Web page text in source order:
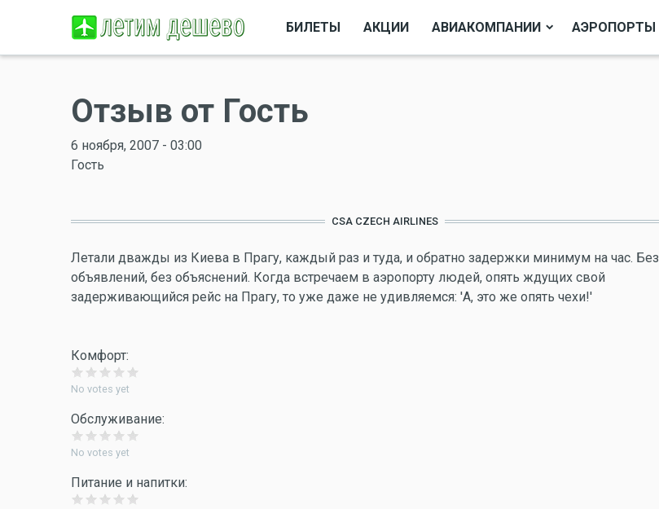
БИЛЕТЫ АКЦИИ АВИАКОМПАНИИ АЭРОПОРТЫ
Отзыв от Гость
6 ноября, 2007 - 03:00
Гость
CSA CZECH AIRLINES
Летали дважды из Киева в Прагу, каждый раз и туда, и обратно задержки минимум на час. Без
объявлений, без объяснений. Когда встречаем в аэропорту людей, опять ждущих свой
задерживающийся рейс на Прагу, то уже даже не удивляемся: 'А, это же опять чехи!'
Комфорт:
No votes yet
Обслуживание:
No votes yet
Питание и напитки: